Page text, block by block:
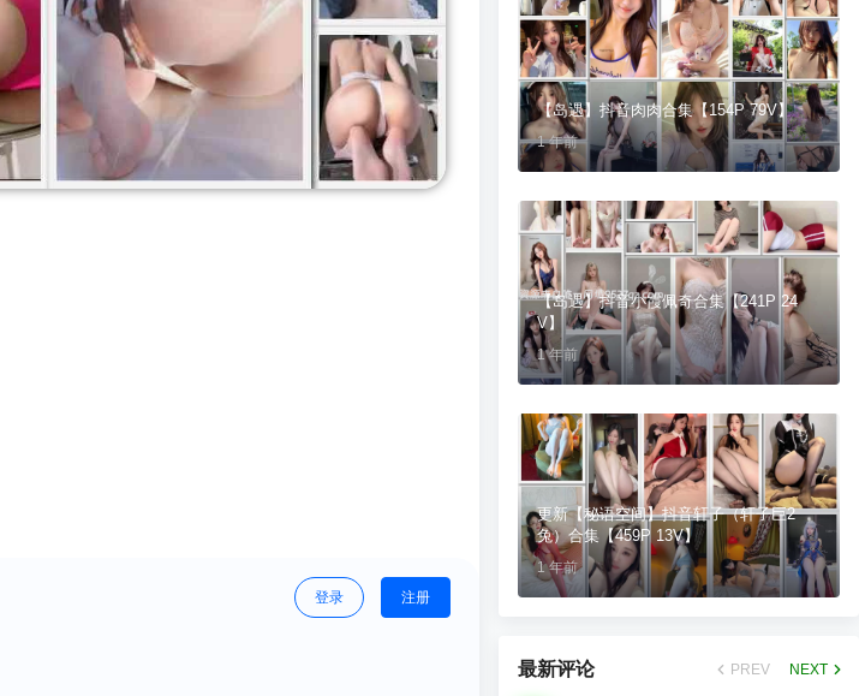
登录 注册
【岛遇】抖音肉肉合集【154P 79V】
1 年前
【岛遇】抖音小霞佩奇合集【241P 24
V】
1 年前
更新【秘语空间】抖音轩子（轩子巨2
兔）合集【459P 13V】
1 年前
最新评论 PREV NEXT